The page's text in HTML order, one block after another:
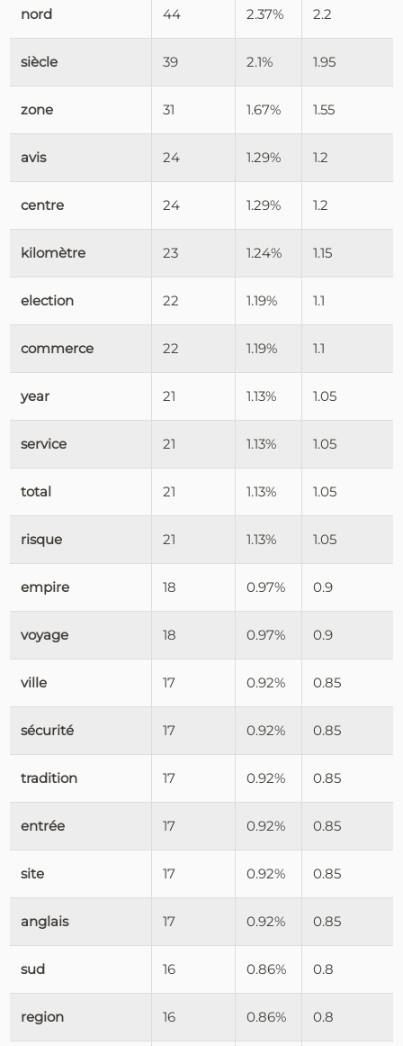
nord 44 2.37% 2.2
siècle 39 2.1% 1.95
zone 31 1.67% 1.55
avis 24 1.29% 1.2
centre 24 1.29% 1.2
kilomètre 23 1.24% 1.15
election 22 1.19% 1.1
commerce 22 1.19% 1.1
year 21 1.13% 1.05
service 21 1.13% 1.05
total 21 1.13% 1.05
risque 21 1.13% 1.05
empire 18 0.97% 0.9
voyage 18 0.97% 0.9
ville 17 0.92% 0.85
sécurité 17 0.92% 0.85
tradition 17 0.92% 0.85
entrée 17 0.92% 0.85
site 17 0.92% 0.85
anglais 17 0.92% 0.85
sud 16 0.86% 0.8
region 16 0.86% 0.8